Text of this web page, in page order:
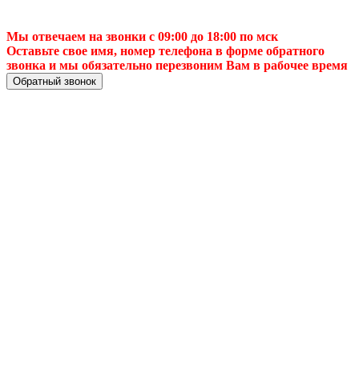
Мы отвечаем на звонки с 09:00 до 18:00 по мск
Оставьте свое имя, номер телефона в форме обратного
звонка и мы обязательно перезвоним Вам в рабочее время
Обратный звонок